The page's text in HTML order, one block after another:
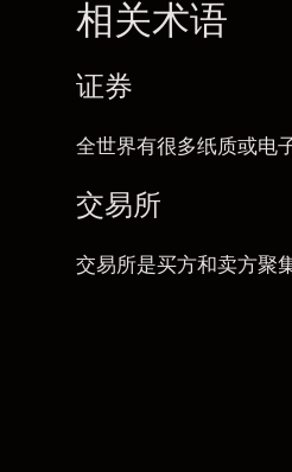
相关术语
证券
全世界有很多纸质或电
交易所
交易所是买方和卖方聚